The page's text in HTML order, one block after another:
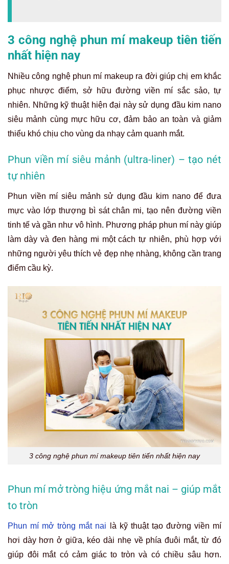
3 công nghệ phun mí makeup tiên tiến
nhất hiện nay
Nhiều công nghệ phun mí makeup ra đời giúp chị em khắc
phục nhược điểm, sở hữu đường viền mí sắc sảo, tự
nhiên. Những kỹ thuật hiện đại này sử dụng đầu kim nano
siêu mảnh cùng mực hữu cơ, đảm bảo an toàn và giảm
thiểu khó chịu cho vùng da nhạy cảm quanh mắt.
Phun viền mí siêu mảnh (ultra-liner) – tạo nét
tự nhiên
Phun viền mí siêu mảnh sử dụng đầu kim nano để đưa
mực vào lớp thượng bì sát chân mi, tạo nên đường viền
tinh tế và gần như vô hình. Phương pháp phun mí này giúp
làm dày và đen hàng mi một cách tự nhiên, phù hợp với
những người yêu thích vẻ đẹp nhẹ nhàng, không cần trang
điểm cầu kỳ.
3 công nghệ phun mí makeup tiên tiến nhất hiện nay
Phun mí mở tròng hiệu ứng mắt nai – giúp mắt
to tròn
Phun mí mở tròng mắt nai là kỹ thuật tạo đường viền mí
hơi dày hơn ở giữa, kéo dài nhẹ về phía đuôi mắt, từ đó
giúp đôi mắt có cảm giác to tròn và có chiều sâu hơn.